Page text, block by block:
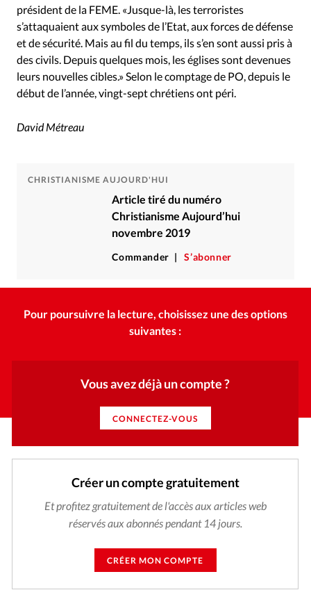
président de la FEME. «Jusque-là, les terroristes
s’attaquaient aux symboles de l’Etat, aux forces de défense
et de sécurité. Mais au fil du temps, ils s’en sont aussi pris à
des civils. Depuis quelques mois, les églises sont devenues
leurs nouvelles cibles.» Selon le comptage de PO, depuis le
début de l’année, vingt-sept chrétiens ont péri.
David Métreau
CHRISTIANISME AUJOURD'HUI
Article tiré du numéro
Christianisme Aujourd’hui
novembre 2019
Commander S’abonner
Pour poursuivre la lecture, choisissez une des options
suivantes :
Vous avez déjà un compte ?
CONNECTEZ-VOUS
Créer un compte gratuitement
Et profitez gratuitement de l'accès aux articles web
réservés aux abonnés pendant 14 jours.
CRÉER MON COMPTE